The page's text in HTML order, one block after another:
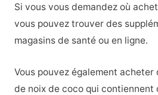
Si vous vous demandez où
vous pouvez trouver des
magasins de santé ou en ligne.
Vous pouvez également
de noix de coco qui contiennent